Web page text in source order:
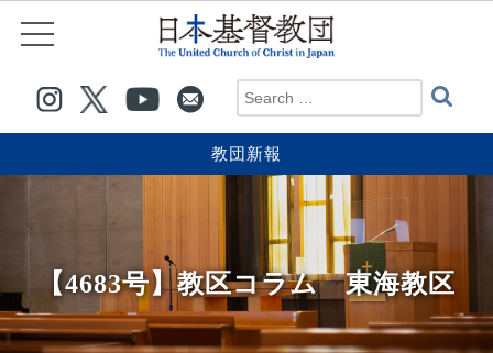
教団新報
【4683号】教区コラム 東海教区